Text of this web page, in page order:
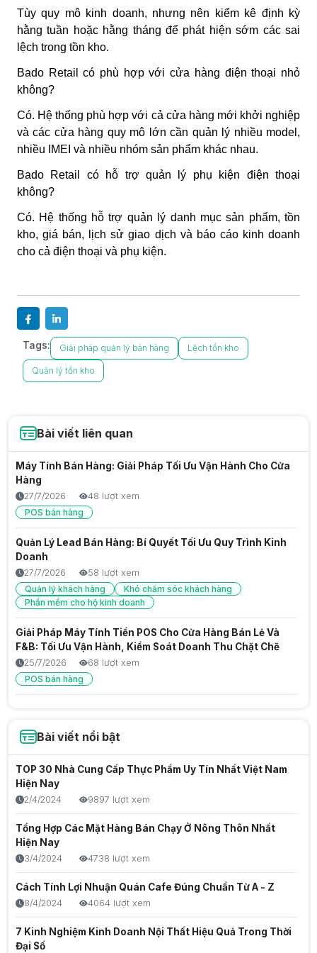
Tùy quy mô kinh doanh, nhưng nên kiểm kê định kỳ
hằng tuần hoặc hằng tháng để phát hiện sớm các sai
lệch trong tồn kho.
Bado Retail có phù hợp với cửa hàng điện thoại nhỏ
không?
Có. Hệ thống phù hợp với cả cửa hàng mới khởi nghiệp
và các cửa hàng quy mô lớn cần quản lý nhiều model,
nhiều IMEI và nhiều nhóm sản phẩm khác nhau.
Bado Retail có hỗ trợ quản lý phụ kiện điện thoại
không?
Có. Hệ thống hỗ trợ quản lý danh mục sản phẩm, tồn
kho, giá bán, lịch sử giao dịch và báo cáo kinh doanh
cho cả điện thoại và phụ kiện.
Tags: Giải pháp quản lý bán hàng Lệch tồn kho
Quản lý tồn kho
Bài viết liên quan
Máy Tính Bán Hàng: Giải Pháp Tối Ưu Vận Hành Cho Cửa
Hàng
27/7/2026
48 lượt xem
POS bán hàng
Quản Lý Lead Bán Hàng: Bí Quyết Tối Ưu Quy Trình Kinh
Doanh
27/7/2026
58 lượt xem
Quản lý khách hàng
Khó chăm sóc khách hàng
Phần mềm cho hộ kinh doanh
Giải Pháp Máy Tính Tiền POS Cho Cửa Hàng Bán Lẻ Và
F&B: Tối Ưu Vận Hành, Kiểm Soát Doanh Thu Chặt Chẽ
25/7/2026
68 lượt xem
POS bán hàng
25/7/2026 69 lượt xem
Thu nhập thụ động là gì? Cách tạo nguồn thu bền vững
trong thời đại số
25/7/2026 55 lượt xem
Đánh Giá Top 5 Máy POS Tính Tiền Nhỏ Gọn, Giá Rẻ Cho
Mọi Ngành Hàng
24/7/2026
72 lượt xem
POS bán hàng
Máy pos cầm tay tối ưu vận hành takeaway, quán cafe
và tiệm trà sữa
24/7/2026
86 lượt xem
POS bán hàng
Bài viết nổi bật
TOP 30 Nhà Cung Cấp Thực Phẩm Uy Tín Nhất Việt Nam
Hiện Nay
2/4/2024 9897 lượt xem
Tổng Hợp Các Mặt Hàng Bán Chạy Ở Nông Thôn Nhất
Hiện Nay
3/4/2024 4738 lượt xem
Cách Tính Lợi Nhuận Quán Cafe Đúng Chuẩn Từ A - Z
8/4/2024 4064 lượt xem
7 Kinh Nghiệm Kinh Doanh Nội Thất Hiệu Quả Trong Thời
Đại Số